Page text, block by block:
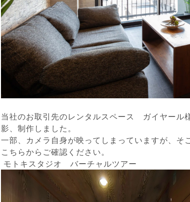
当社のお取引先のレンタルスペース ガイヤール
影、制作しました。
一部、カメラ自身が映ってしまっていますが、そ
こちらからご確認ください。
モトキスタジオ バーチャルツアー